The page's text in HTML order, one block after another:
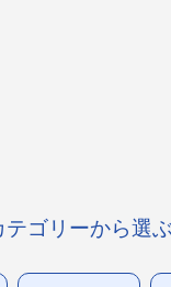
テゴリーから選ぶ